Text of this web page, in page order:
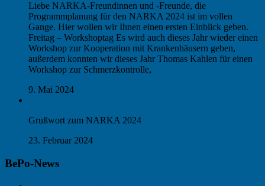
Liebe NARKA-Freundinnen und -Freunde, die
Programmplanung für den NARKA 2024 ist im vollen
Gange. Hier wollen wir Ihnen einen ersten Einblick geben.
Freitag – Workshoptag Es wird auch dieses Jahr wieder einen
Workshop zur Kooperation mit Krankenhäusern geben,
außerdem konnten wir dieses Jahr Thomas Kahlen für einen
Workshop zur Schmerzkontrolle,
9. Mai 2024
Grußwort zum NARKA 2024
23. Februar 2024
BePo-News